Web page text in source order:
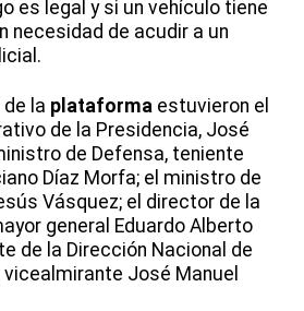
es legal y si un vehículo tiene
necesidad de acudir a un
policial.
la plataforma estuvieron el
de la Presidencia, José
de Defensa, teniente
Díaz Morfa; el ministro de
Vásquez; el director de la
general Eduardo Alberto
de la Dirección Nacional de
vicealmirante José Manuel